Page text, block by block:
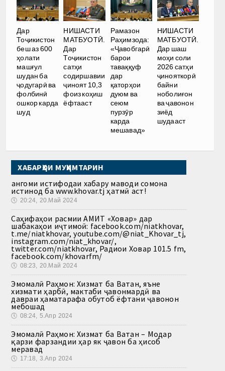
Дар
Тоҷикистон
беш аз 600
ҳолати
машғул
шудан ба
ҷодугарӣ ва
фолбинӣ
ошкор карда
шуд
НИШАСТИ
МАТБУОТӢ.
Дар
Тоҷикистон
сатҳи
содиршавии
ҷиноят 10,3
фоиз коҳиш
ёфтааст
Рамазон
Раҳимзода:
«Ҷавобгарӣ
барои
таваққуф
дар
қаторҳои
дуюм ва
сеюм
пурзӯр
карда
мешавад»
НИШАСТИ
МАТБУОТӢ.
Дар шаш
моҳи соли
2026 сатҳи
ҷинояткорӣ
байни
ноболиғон
ва ҷавонон
зиёд
шудааст
ХАБАРҲОИ МУҲИМТАРИН
Ҳангоми истифодаи хабару маводи сомона
истинод ба www.khovar.tj ҳатмӣ аст!
🕔 20:24, 20.Май 2024
Саҳифаҳои расмии АМИТ «Ховар» дар
шабакаҳои иҷтимоӣ: facebook.com/niatkhovar,
t.me/niatkhovar, youtube.com/@niat_Khovar_tj,
instagram.com/niat_khovar/,
twitter.com/niatkhovar, Радиои Ховар 101.5 fm,
facebook.com/khovarfm/
🕔 08:23, 20.Май 2024
Эмомалӣ Раҳмон: Хизмат ба Ватан, яъне
хизмати ҳарбӣ, мактаби ҷавонмардӣ ва
давраи ҳаматарафа обутоб ёфтани ҷавонон
мебошад
🕔 08:24, 5.Апр 2024
Эмомалӣ Раҳмон: Хизмат ба Ватан – Модар
қарзи фарзандии ҳар як ҷавон ба ҳисоб
меравад
🕔 17:18, 3.Апр 2024